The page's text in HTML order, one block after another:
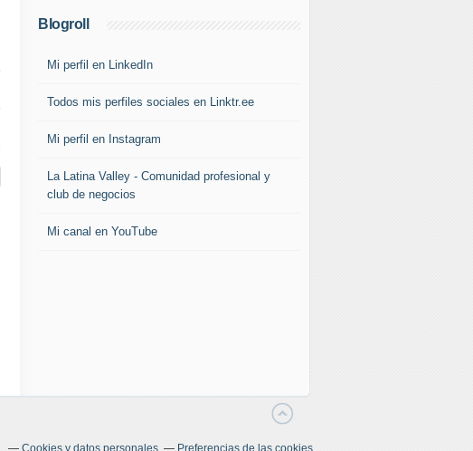
Blogroll
Mi perfil en LinkedIn
Todos mis perfiles sociales en Linktr.ee
Mi perfil en Instagram
La Latina Valley - Comunidad profesional y
club de negocios
Mi canal en YouTube
Cookies y datos personales Preferencias de las cookies